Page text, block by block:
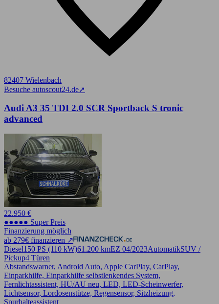
82407 Wielenbach
Besuche autoscout24.de➚
Audi A3 35 TDI 2.0 SCR Sportback S tronic
advanced
22.950 €
●●●●● Super Preis
Finanzierung möglich
ab 279€ finanzieren ↗
Diesel150 PS (110 kW)61.200 kmEZ 04/2023AutomatikSUV /
Pickup4 Türen
Abstandswarner, Android Auto, Apple CarPlay, CarPlay,
Einparkhilfe, Einparkhilfe selbstlenkendes System,
Fernlichtassistent, HU/AU neu, LED, LED-Scheinwerfer,
Lichtsensor, Lordosenstütze, Regensensor, Sitzheizung,
Spurhalteassistent